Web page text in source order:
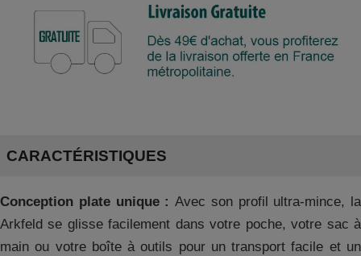
CARACTÉRISTIQUES
Conception plate unique : Avec son profil ultra-mince, la
Arkfeld se glisse facilement dans votre poche, votre sac à
main ou votre boîte à outils pour un transport facile et un